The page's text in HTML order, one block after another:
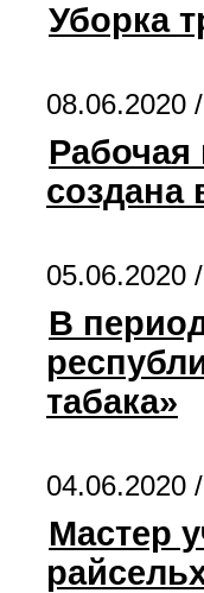
Уборка
08.06.2020 /
Рабочая
создана
05.06.2020 /
В
табака»
04.06.2020 /
Мастер